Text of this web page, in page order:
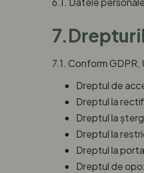
7.1. Conform
Dreptul de
Dreptul la
Dreptul la
Dreptul la
Dreptul la
Dreptul de